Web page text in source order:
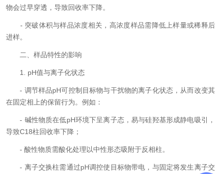
物会过早穿透，导致回收率下降。
- 突破体积与样品浓度相关，高浓度样品需降低上样量或稀释后
进样。
二、样品特性的影响
1. pH值与离子化状态
- 调节样品pH可控制目标物与干扰物的离子化状态，从而改变其
在固定相上的保留行为。例如：
- 碱性物质在低pH环境下呈离子态，易与硅羟基形成静电吸引，
导致C18柱回收率下降；
- 酸性物质需酸化处理以中性形态吸附于反相柱。
- 离子交换柱需通过pH调控使目标物带电，与固定将发生离子交